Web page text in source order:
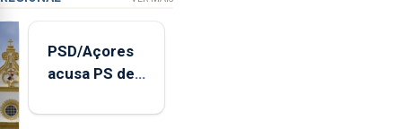
PSD/Açores
acusa PS de
contraditória"